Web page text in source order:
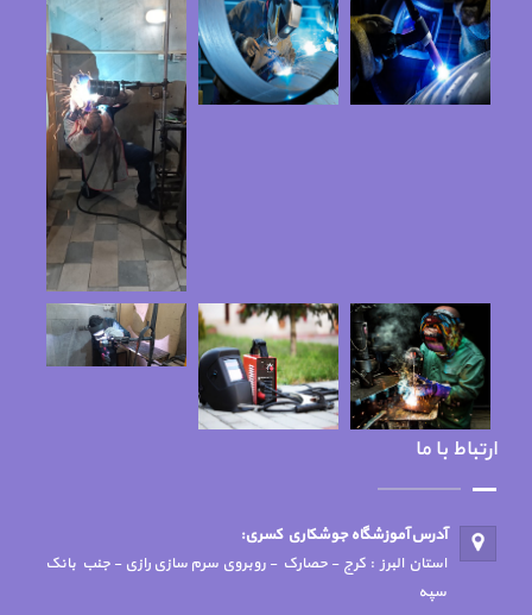
ارتباط با ما
آدرس آموزشگاه جوشكاري كسري:
استان البرز : کرج - حصارک - روبروی سرم سازی رازی - جنب بانک
سپه